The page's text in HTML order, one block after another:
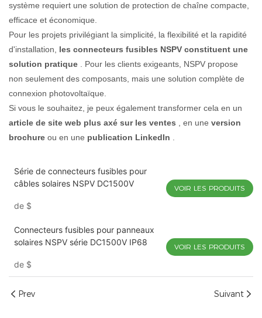
système requiert une solution de protection de chaîne compacte,
efficace et économique.
Pour les projets privilégiant la simplicité, la flexibilité et la rapidité
d'installation, les connecteurs fusibles NSPV constituent une
solution pratique . Pour les clients exigeants, NSPV propose
non seulement des composants, mais une solution complète de
connexion photovoltaïque.
Si vous le souhaitez, je peux également transformer cela en un
article de site web plus axé sur les ventes , en une version
brochure ou en une publication LinkedIn .
Série de connecteurs fusibles pour
câbles solaires NSPV DC1500V
de $
VOIR LES PRODUITS
Connecteurs fusibles pour panneaux
solaires NSPV série DC1500V IP68
de $
VOIR LES PRODUITS
Prev Suivant